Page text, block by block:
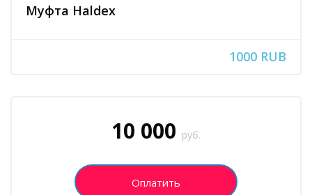
Муфта Haldex
1000 RUB
10 000 руб.
Оплатить